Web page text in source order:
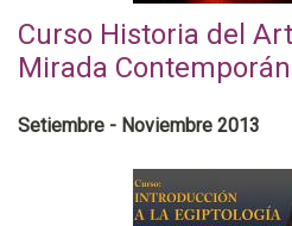
Curso Historia del
Mirada
Setiembre - Noviembre 2013